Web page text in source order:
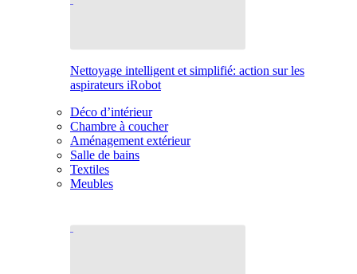
Nettoyage intelligent et simplifié: action sur les
aspirateurs iRobot
Déco d’intérieur
Chambre à coucher
Aménagement extérieur
Salle de bains
Textiles
Meubles